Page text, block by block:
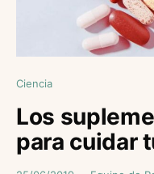
Ciencia
Los
para cuidar